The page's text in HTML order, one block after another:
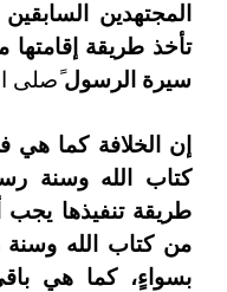
المجتهدين
تأخذ طريقة إقامتها
سيرة الرسولًصلى
إن الخلافة كما
كتاب الله وسنة
طريقة تنفيذها يجب
من كتاب الله وسنة
بسواءٍ، كما هي